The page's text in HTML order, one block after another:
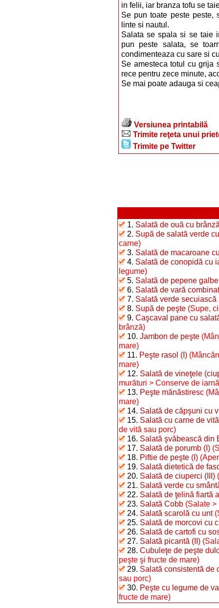
in felii, iar branza tofu se
Se pun toate peste peste,
linte si nautul.
Salata se spala si se taie
pun peste salata, se
condimenteaza cu sare si
Se amesteca totul cu grija
rece pentru zece minute,
Se mai poate adauga si
Versiunea printabilă
Trimite reţeta unui
Trimite pe Twitter
1. Salată de ouă cu
2. Supă de salată verde
carne)
3. Salată de macaroane
4. Salată de conopidă cu
legume)
5. Salată de pepene
6. Salată de vară
7. Salată verde secuiască
8. Supă de peşte (Supe,
9. Caşcaval pane cu
brânză)
10. Jambon de peşte
mare)
11. Peşte rasol (I)
mare)
12. Salată de vineţele
murături > Conserve de
13. Peşte mănăstiresc
mare)
14. Salată de căpşuni cu
15. Salată cu carne de
de vită sau porc)
16. Salată şvăbească din
17. Salată de porumb (I)
18. Piftie de peşte (I)
19. Salată dietetică de
20. Salată de ciuperci (III)
21. Salată verde cu
22. Salată de ţelină fiartă
23. Salată Cobb (Salate >
24. Salată scarolă cu unt
25. Salată de morcovi cu
26. Salată de cartofi cu
27. Salată picantă (II)
28. Cubuleţe de peşte
peşte şi fructe de mare)
29. Salată consistentă de
sau porc)
30. Peşte cu legume de
fructe de mare)